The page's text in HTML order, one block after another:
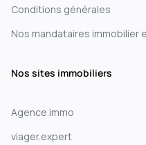
Conditions générales
Nos mandataires immobilier
Nos sites immobiliers
Agence.immo
viager.expert